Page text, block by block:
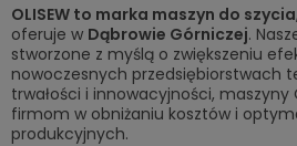
OLISEW to marka maszyn do szycia
oferuje w Dąbrowie Górniczej.
stworzone z myślą o zwiększeniu
nowoczesnych przedsiębiorstwach
trwałości i innowacyjności, maszyny
firmom w obniżaniu kosztów i
produkcyjnych.